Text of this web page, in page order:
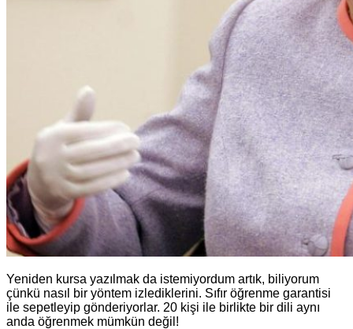
Yeniden kursa yazılmak da istemiyordum artık, biliyorum
çünkü nasıl bir yöntem izlediklerini. Sıfır öğrenme garantisi
ile sepetleyip gönderiyorlar. 20 kişi ile birlikte bir dili aynı
anda öğrenmek mümkün değil!